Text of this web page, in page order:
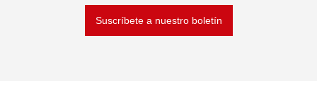
Suscríbete a nuestro boletín